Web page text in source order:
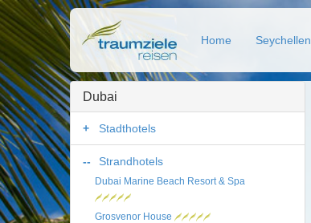
Home Seychellen
Dubai
Stadthotels
Strandhotels
Dubai Marine Beach Resort & Spa
Grosvenor House